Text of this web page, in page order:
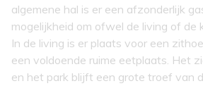
algemene hal is er een afzonderlijk
mogelijkheid om ofwel de living of de
In de living is er plaats voor een
een voldoende ruime eetplaats. Het
en het park blijft een grote troef van